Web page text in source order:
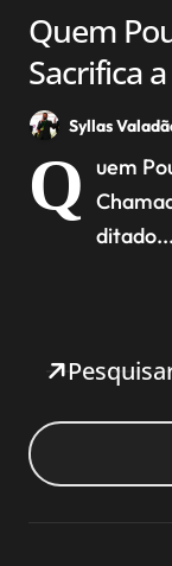
Quem
Sacrifica
Chamado
Syllas
Q uem
ditado...